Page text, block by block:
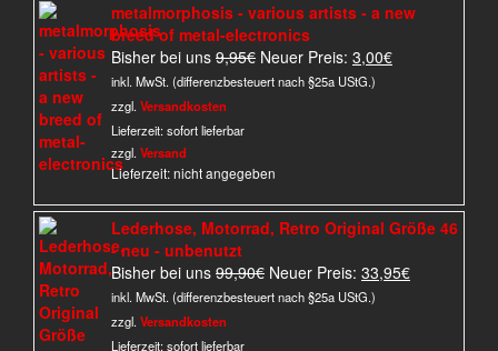
metalmorphosis - various artists - a new
breed of metal-electronics
Bisher bei uns 9,95€ Ursprünglicher
Preis
Neuer Preis: 3,00€Aktueller
inkl. MwSt. (differenzbesteuert nach §25a UStG.)
zzgl.Versandkosten
Lieferzeit:sofort lieferbar
zzgl.Versand
Lieferzeit: nicht angegeben
Lederhose, Motorrad, Retro Original Größe 46
- neu - unbenutzt
Bisher bei uns 99,90€ Ursprünglicher
Preis
Neuer Preis: 33,95€Aktueller
inkl. MwSt. (differenzbesteuert nach §25a UStG.)
zzgl.Versandkosten
Lieferzeit:sofort lieferbar